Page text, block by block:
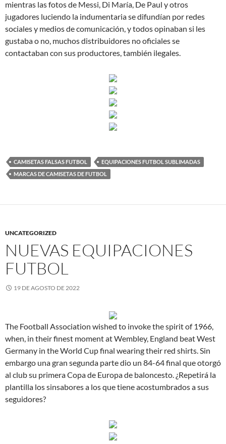
mientras las fotos de Messi, Di María, De Paul y otros
jugadores luciendo la indumentaria se difundían por redes
sociales y medios de comunicación, y todos opinaban si les
gustaba o no, muchos distribuidores no oficiales se
contactaban con sus productores, también ilegales.
CAMISETAS FALSAS FUTBOL
EQUIPACIONES FUTBOL SUBLIMADAS
MARCAS DE CAMISETAS DE FUTBOL
UNCATEGORIZED
NUEVAS EQUIPACIONES
FUTBOL
19 DE AGOSTO DE 2022
The Football Association wished to invoke the spirit of 1966,
when, in their finest moment at Wembley, England beat West
Germany in the World Cup final wearing their red shirts. Sin
embargo una gran segunda parte dio un 84-64 final que otorgó
al club su primera Copa de Europa de baloncesto. ¿Repetirá la
plantilla los sinsabores a los que tiene acostumbrados a sus
seguidores?